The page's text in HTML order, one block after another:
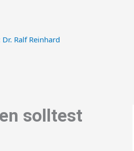
Dr. Ralf Reinhard
solltest